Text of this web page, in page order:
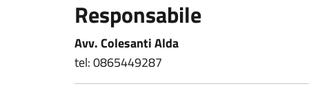
Responsabile
Avv. Colesanti Alda
tel: 0865449287